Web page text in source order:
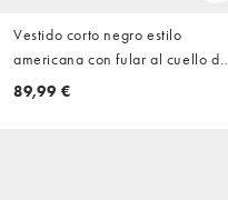
Vestido corto negro estilo
americana con fular al cuello de
ASOS DESIGN
89,99 €